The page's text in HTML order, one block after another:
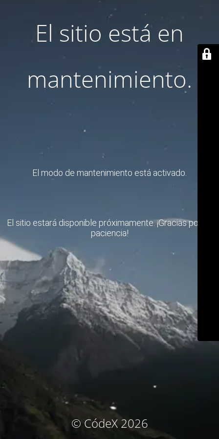
El sitio está en
mantenimiento.
El modo de mantenimiento está activado.
El sitio estará disponible próximamente. ¡Gracias por su
paciencia!
© CódeX 2026